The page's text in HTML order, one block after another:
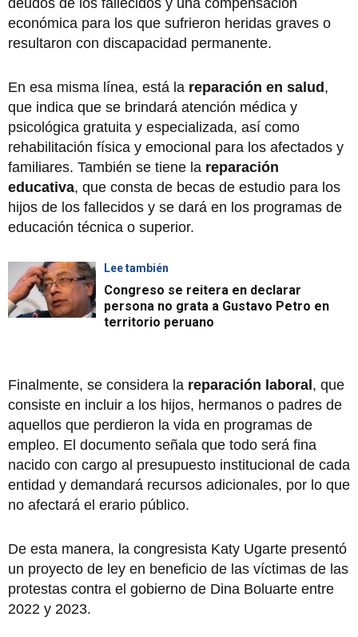
económica para los que sufrieron heridas graves o
resultaron con discapacidad permanente.
En esa misma línea, está la reparación en salud,
que indica que se brindará atención médica y
psicológica gratuita y especializada, así como
rehabilitación física y emocional para los afectados y
familiares. También se tiene la reparación
educativa, que consta de becas de estudio para los
hijos de los fallecidos y se dará en los programas de
educación técnica o superior.
Lee también
Congreso se reitera en declarar
persona no grata a Gustavo Petro en
territorio peruano
Finalmente, se considera la reparación laboral, que
consiste en incluir a los hijos, hermanos o padres de
aquellos que perdieron la vida en programas de
empleo. El documento señala que todo será fina
nacido con cargo al presupuesto institucional de cada
entidad y demandará recursos adicionales, por lo que
no afectará el erario público.
De esta manera, la congresista Katy Ugarte presentó
un proyecto de ley en beneficio de las víctimas de las
protestas contra el gobierno de Dina Boluarte entre
2022 y 2023.